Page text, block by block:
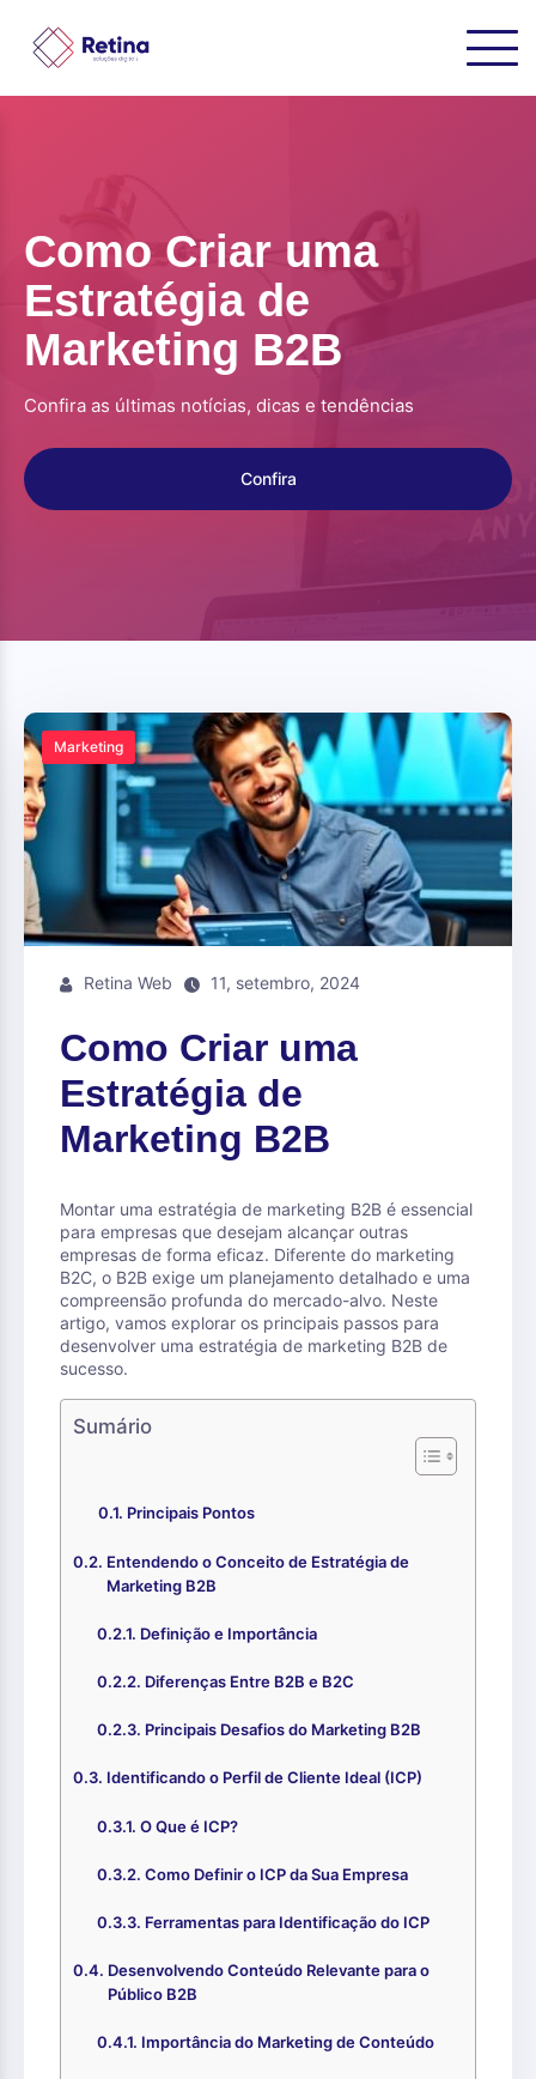
Como Criar uma
Estratégia de
Marketing B2B
Confira as últimas notícias, dicas e tendências
Confira
Marketing
Retina Web 11, setembro, 2024
Como Criar uma
Estratégia de
Marketing B2B
Montar uma estratégia de marketing B2B é essencial
para empresas que desejam alcançar outras
empresas de forma eficaz. Diferente do marketing
B2C, o B2B exige um planejamento detalhado e uma
compreensão profunda do mercado-alvo. Neste
artigo, vamos explorar os principais passos para
desenvolver uma estratégia de marketing B2B de
sucesso.
Sumário
Principais Pontos
Entendendo o Conceito de Estratégia de
Marketing B2B
Definição e Importância
Diferenças Entre B2B e B2C
Principais Desafios do Marketing B2B
Identificando o Perfil de Cliente Ideal (ICP)
O Que é ICP?
Como Definir o ICP da Sua Empresa
Ferramentas para Identificação do ICP
Desenvolvendo Conteúdo Relevante para o
Público B2B
Importância do Marketing de Conteúdo